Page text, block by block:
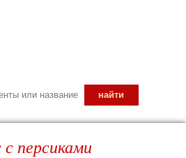
персиками